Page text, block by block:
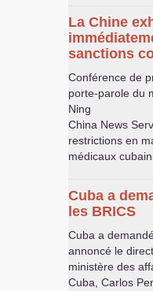
La Chine
sanctions
Conférence de
porte-parole du
Ning
China News
restrictions en
médicaux
Cuba a
les BRICS
Cuba a
annoncé le
ministère des
Cuba, Carlos